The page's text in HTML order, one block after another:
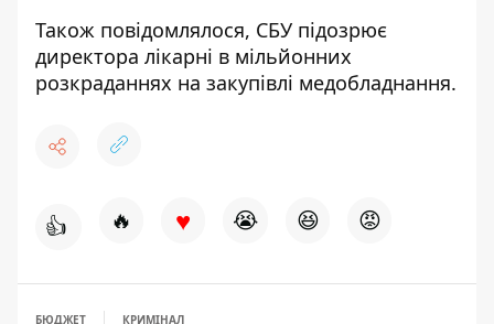
Також повідомлялося, СБУ підозрює
директора лікарні в мільйонних
розкраданнях на закупівлі медобладнання.
👍 🔥 ♥ 😭 😆 😡
БЮДЖЕТ КРИМІНАЛ